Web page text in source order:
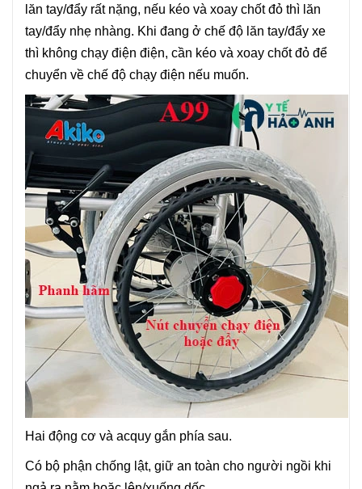
lăn tay/đẩy rất nặng, nếu kéo và xoay chốt đỏ thì lăn
tay/đẩy nhẹ nhàng. Khi đang ở chế độ lăn tay/đẩy xe
thì không chạy điện điện, cần kéo và xoay chốt đỏ để
chuyển về chế độ chạy điện nếu muốn.
Hai động cơ và acquy gắn phía sau.
Có bộ phận chống lật, giữ an toàn cho người ngồi khi